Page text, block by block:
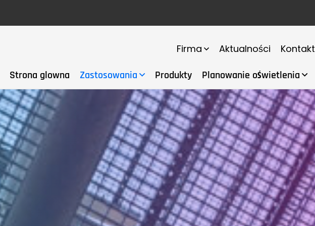
Firma Aktualności Kontakt
Strona glowna Zastosowania Produkty Planowanie oświetlenia